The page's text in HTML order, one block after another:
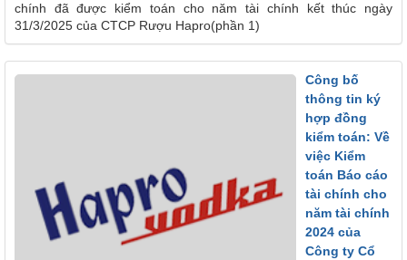
chính đã được kiểm toán cho năm tài chính kết thúc ngày
31/3/2025 của CTCP Rượu Hapro(phần 1)
Công bố
thông tin ký
hợp đồng
kiểm toán: Về
việc Kiểm
toán Báo cáo
tài chính cho
năm tài chính
2024 của
Công ty Cổ